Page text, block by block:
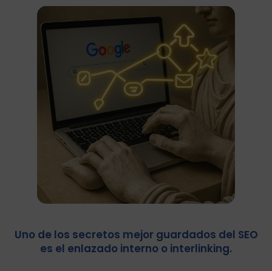
Uno de los secretos mejor guardados del SEO
es el enlazado interno o interlinking.